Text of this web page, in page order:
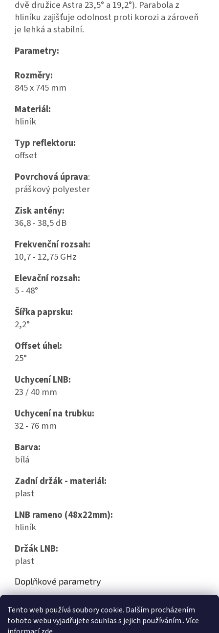
Tento web používá soubory cookie. Dalším procházením
tohoto webu vyjadřujete souhlas s jejich používáním.. Více
dvě družice Astra 23,5° a 19,2°). Parabola z
hliníku zajišťuje odolnost proti korozi a zároveň
je lehká a stabilní.
Parametry:
Rozměry:
845 x 745 mm
Materiál:
hliník
Typ reflektoru:
offset
Povrchová úprava:
práškový polyester
Zisk antény:
36,8 - 38,5 dB
Frekvenční rozsah:
10,7 - 12,75 GHz
Elevační rozsah:
5 - 48°
Šířka paprsku:
2,2°
Offset úhel:
25°
Uchycení LNB:
23 / 40 mm
Uchycení na trubku:
32 - 76 mm
Barva:
bílá
Zadní držák - materiál:
plast
LNB rameno (48x22mm):
hliník
Držák LNB:
plast
Doplňkové parametry
Hmotnost
2.6 kg